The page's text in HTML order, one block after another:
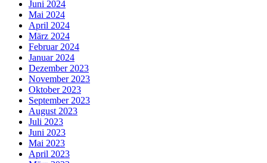
Juni 2024
Mai 2024
April 2024
März 2024
Februar 2024
Januar 2024
Dezember 2023
November 2023
Oktober 2023
September 2023
August 2023
Juli 2023
Juni 2023
Mai 2023
April 2023